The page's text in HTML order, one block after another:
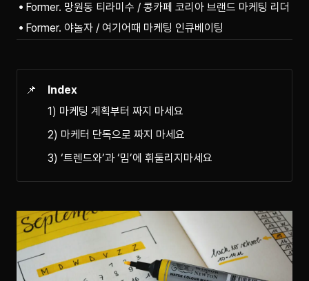
Former. 망원동 티라미수 / 콩카페 코리아 브랜드 마케팅 리더
Former. 야놀자 / 여기어때 마케팅 인큐베이팅
📌
Index
1) 마케팅 계획부터 짜지 마세요
2) 마케터 단독으로 짜지 마세요
3) ‘트렌드와’과 ‘밈’에 휘둘리지마세요